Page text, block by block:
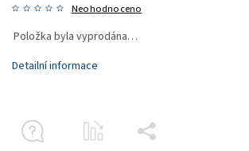
Neohodnoceno
Položka byla vyprodána…
Detailní informace